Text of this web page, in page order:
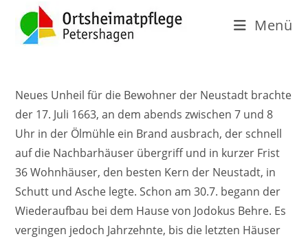
Menü
Neues Unheil für die Bewohner der Neustadt brachte
der 17. Juli 1663, an dem abends zwischen 7 und 8
Uhr in der Ölmühle ein Brand ausbrach, der schnell
auf die Nachbarhäuser übergriff und in kurzer Frist
36 Wohnhäuser, den besten Kern der Neustadt, in
Schutt und Asche legte. Schon am 30.7. begann der
Wiederaufbau bei dem Hause von Jodokus Behre. Es
vergingen jedoch Jahrzehnte, bis die letzten Häuser